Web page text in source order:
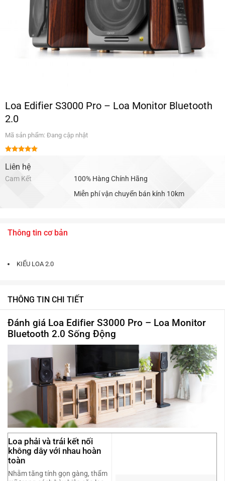
Loa Edifier S3000 Pro – Loa Monitor Bluetooth
2.0
Mã sản phẩm: Đang cập nhật
hạng 5.00
5 sao
Liên hệ
Cam Kết
100% Hàng Chính Hãng
Miễn phí vận chuyển bán kính 10km
Thông tin cơ bản
KIỂU LOA 2.0
THÔNG TIN CHI TIẾT
Đánh giá Loa Edifier S3000 Pro – Loa Monitor
Bluetooth 2.0 Sống Động
Loa phải và trái kết nối
không dây với nhau hoàn
toàn
Nhằm tăng tính gọn gàng, thẩm